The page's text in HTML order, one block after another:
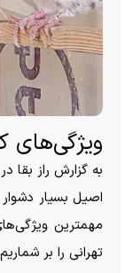
ویژگی‌های
به گزارش راز
اصیل بسیار
مهمترین
تهرانی را بر